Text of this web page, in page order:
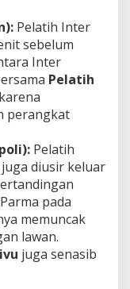
Pelatih Inter
sebelum
Inter
Pelatih
perangkat
Pelatih
diusir keluar
pada
memuncak
lawan.
juga senasib